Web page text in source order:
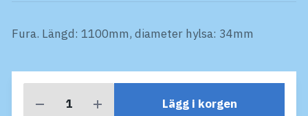
Fura. Längd: 1100mm, diameter hylsa: 34mm
Lägg i korgen